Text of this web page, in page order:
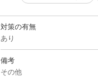
対策の有無
あり
備考
その他